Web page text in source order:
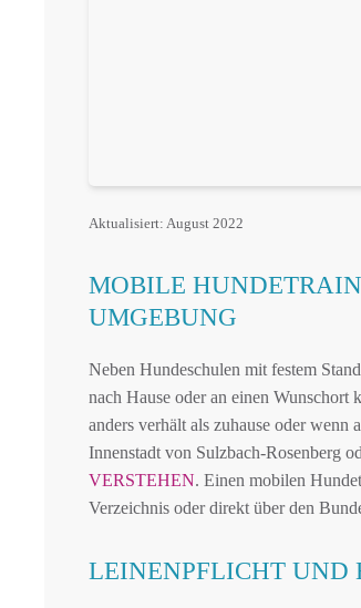
Aktualisiert: August 2022
MOBILE
UMGEBUNG
Neben Hundeschulen mit festem
nach Hause oder an einen
anders verhält als zuhause oder
Innenstadt von Sulzbach-Rosenberg
VERSTEHEN. Einen mobilen
Verzeichnis oder direkt über den
LEINENPFLICHT UND